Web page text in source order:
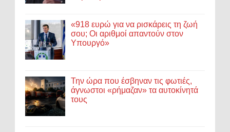
«918 ευρώ για να ρισκάρεις τη ζωή
σου; Οι αριθμοί απαντούν στον
Υπουργό»
Την ώρα που έσβηναν τις φωτιές,
άγνωστοι «ρήμαζαν» τα αυτοκίνητά
τους